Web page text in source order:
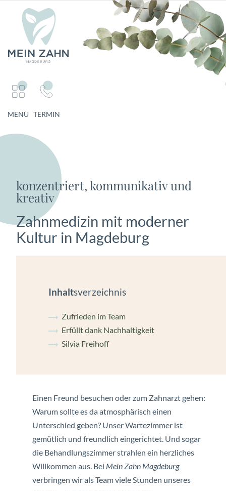
MENÜ TERMIN
konzentriert, kommunikativ und
kreativ
Zahnmedizin mit moderner
Kultur in Magdeburg
Inhaltsverzeichnis
Zufrieden im Team
Erfüllt dank Nachhaltigkeit
Silvia Freihoff
Einen Freund besuchen oder zum Zahnarzt gehen:
Warum sollte es da atmosphärisch einen
Unterschied geben? Unser Wartezimmer ist
gemütlich und freundlich eingerichtet. Und sogar
die Behandlungszimmer strahlen ein herzliches
Willkommen aus. Bei Mein Zahn Magdeburg
verbringen wir als Team viele Stunden unseres